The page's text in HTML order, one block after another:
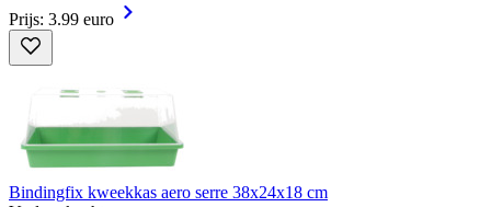
Prijs: 3.99 euro
Bindingfix kweekkas aero serre 38x24x18 cm